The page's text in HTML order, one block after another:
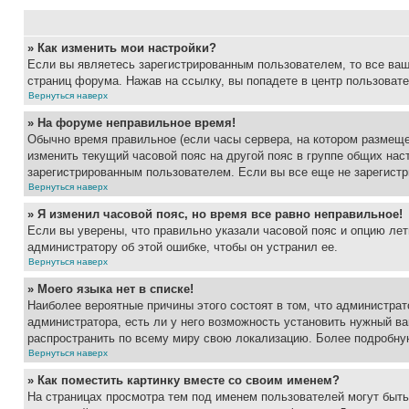
» Как изменить мои настройки?
Если вы являетесь зарегистрированным пользователем, то все
страниц форума. Нажав на ссылку, вы попадете в центр
Вернуться наверх
» На форуме неправильное время!
Обычно время правильное (если часы сервера, на котором
изменить текущий часовой пояс на другой пояс в группе общих
зарегистрированным пользователем. Если вы все еще не
Вернуться наверх
» Я изменил часовой пояс, но время все равно неправильное!
Если вы уверены, что правильно указали часовой пояс и опцию
администратору об этой ошибке, чтобы он устранил ее.
Вернуться наверх
» Моего языка нет в списке!
Наиболее вероятные причины этого состоят в том, что
администратора, есть ли у него возможность установить нужный
распространить по всему миру свою локализацию. Более
Вернуться наверх
» Как поместить картинку вместе со своим именем?
На страницах просмотра тем под именем пользователей могут